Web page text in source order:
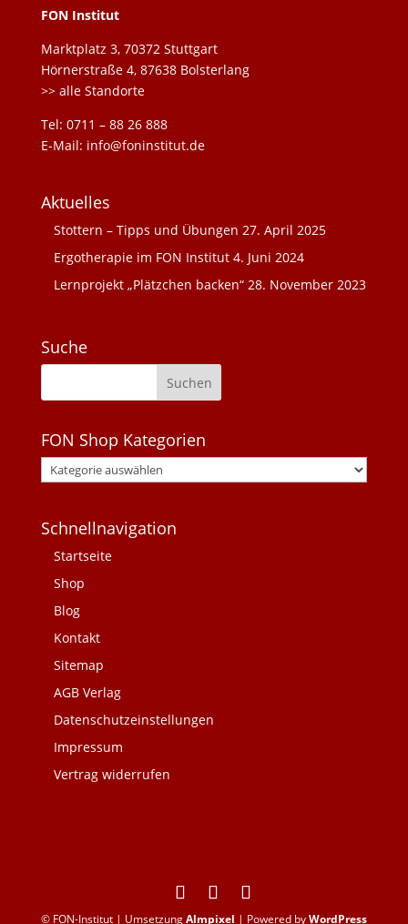
FON Institut
Marktplatz 3, 70372 Stuttgart
Hörnerstraße 4, 87638 Bolsterlang
>> alle Standorte
Tel: 0711 – 88 26 888
E-Mail: info@foninstitut.de
Aktuelles
Stottern – Tipps und Übungen 27. April 2025
Ergotherapie im FON Institut 4. Juni 2024
Lernprojekt „Plätzchen backen“ 28. November 2023
Suche
FON Shop Kategorien
Schnellnavigation
Startseite
Shop
Blog
Kontakt
Sitemap
AGB Verlag
Datenschutzeinstellungen
Impressum
Vertrag widerrufen
© FON-Institut | UmsetzungAlmpixel | Powered byWordPress